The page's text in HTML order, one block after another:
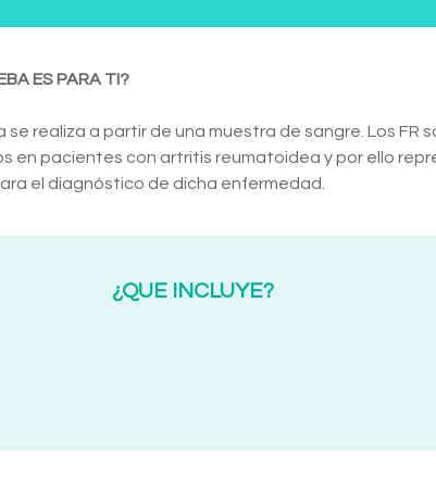
ES PARA TI?
se realiza a partir de una muestra de sangre. Los
en pacientes con artritis reumatoidea y por ello
el diagnóstico de dicha enfermedad.
¿QUE INCLUYE?